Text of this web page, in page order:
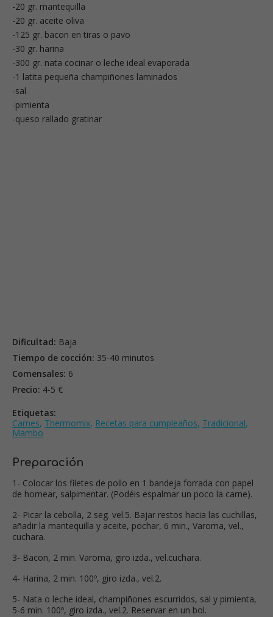
-20 gr. mantequilla
-20 gr. aceite oliva
-125 gr. bacon en tiras o pavo
-30 gr. harina
-300 gr. nata cocinar o leche ideal evaporada
-1 latita pequeña champiñones laminados
-sal
-pimienta
-queso rallado gratinar
Dificultad: Baja
Tiempo de cocción: 35-40 minutos
Comensales: 6
Precio: 4-5 €
Etiquetas:
Carnes, Thermomix, Recetas para cumpleaños, Tradicional,
Mambo
Preparación
1- Colocar los filetes de pollo en 1 bandeja forrada con papel
de hornear, salpimentar. (Podéis espalmar un poco la carne).
2- Picar la cebolla, 2 seg. vel.5. Bajar restos hacia las cuchillas,
añadir la mantequilla y aceite, pochar, 6 min., Varoma, vel.,
cuchara.
3- Bacon, 2 min. Varoma, giro izda., vel.cuchara.
4- Harina, 2 min. 100º, giro izda., vel.2.
5- Nata o leche ideal, champiñones escurridos, sal y pimienta,
5-6 min. 100º, giro izda., vel.2. Reservar en un bol.